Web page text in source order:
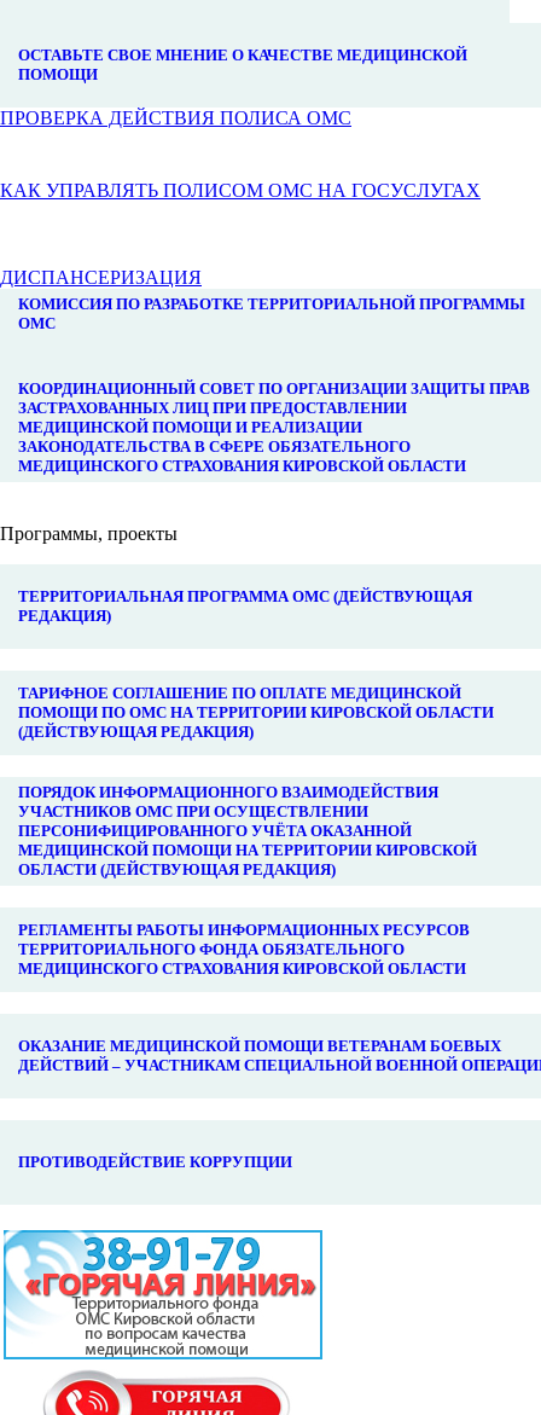
ОСТАВЬТЕ СВОЕ МНЕНИЕ О КАЧЕСТВЕ МЕДИЦИНСКОЙ
ПОМОЩИ
ПРОВЕРКА ДЕЙСТВИЯ ПОЛИСА ОМС
КАК УПРАВЛЯТЬ ПОЛИСОМ ОМС НА ГОСУСЛУГАХ
ДИСПАНСЕРИЗАЦИЯ
КОМИССИЯ ПО РАЗРАБОТКЕ ТЕРРИТОРИАЛЬНОЙ ПРОГРАММЫ
ОМС
КООРДИНАЦИОННЫЙ СОВЕТ ПО ОРГАНИЗАЦИИ ЗАЩИТЫ ПРАВ
ЗАСТРАХОВАННЫХ ЛИЦ ПРИ ПРЕДОСТАВЛЕНИИ
МЕДИЦИНСКОЙ ПОМОЩИ И РЕАЛИЗАЦИИ
ЗАКОНОДАТЕЛЬСТВА В СФЕРЕ ОБЯЗАТЕЛЬНОГО
МЕДИЦИНСКОГО СТРАХОВАНИЯ КИРОВСКОЙ ОБЛАСТИ
Программы, проекты
ТЕРРИТОРИАЛЬНАЯ ПРОГРАММА ОМС (ДЕЙСТВУЮЩАЯ
РЕДАКЦИЯ)
ТАРИФНОЕ СОГЛАШЕНИЕ ПО ОПЛАТЕ МЕДИЦИНСКОЙ
ПОМОЩИ ПО ОМС НА ТЕРРИТОРИИ КИРОВСКОЙ ОБЛАСТИ
(ДЕЙСТВУЮЩАЯ РЕДАКЦИЯ)
ПОРЯДОК ИНФОРМАЦИОННОГО ВЗАИМОДЕЙСТВИЯ
УЧАСТНИКОВ ОМС ПРИ ОСУЩЕСТВЛЕНИИ
ПЕРСОНИФИЦИРОВАННОГО УЧЁТА ОКАЗАННОЙ
МЕДИЦИНСКОЙ ПОМОЩИ НА ТЕРРИТОРИИ КИРОВСКОЙ
ОБЛАСТИ (ДЕЙСТВУЮЩАЯ РЕДАКЦИЯ)
РЕГЛАМЕНТЫ РАБОТЫ ИНФОРМАЦИОННЫХ РЕСУРСОВ
ТЕРРИТОРИАЛЬНОГО ФОНДА ОБЯЗАТЕЛЬНОГО
МЕДИЦИНСКОГО СТРАХОВАНИЯ КИРОВСКОЙ ОБЛАСТИ
ОКАЗАНИЕ МЕДИЦИНСКОЙ ПОМОЩИ ВЕТЕРАНАМ БОЕВЫХ
ДЕЙСТВИЙ – УЧАСТНИКАМ СПЕЦИАЛЬНОЙ ВОЕННОЙ
ПРОТИВОДЕЙСТВИЕ КОРРУПЦИИ